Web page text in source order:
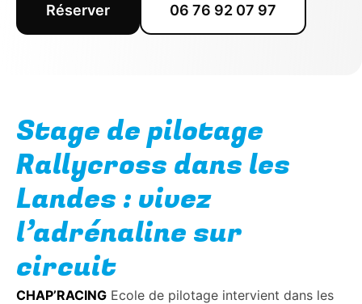
Réserver 06 76 92 07 97
Stage de pilotage
Rallycross dans les
Landes : vivez
l’adrénaline sur
circuit
CHAP’RACING Ecole de pilotage intervient dans les